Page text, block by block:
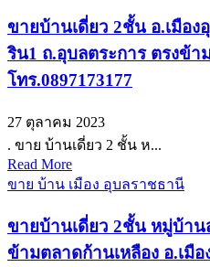
ขายบ้านเดี่ยว 2ชั้น อ.เมือ
ริน1 ถ.อุบลตระการ ตรงข้า
โทร.0897173177
27 ตุลาคม 2023
. ขาย บ้านเดี่ยว 2 ชั้น ห...
Read More
ขาย บ้าน เมือง อุบลราชธานี
ขายบ้านเดี่ยว 2ชั้น หมู่บ้าน
ข้ามตลาดก้านเหลือง อ.เมื